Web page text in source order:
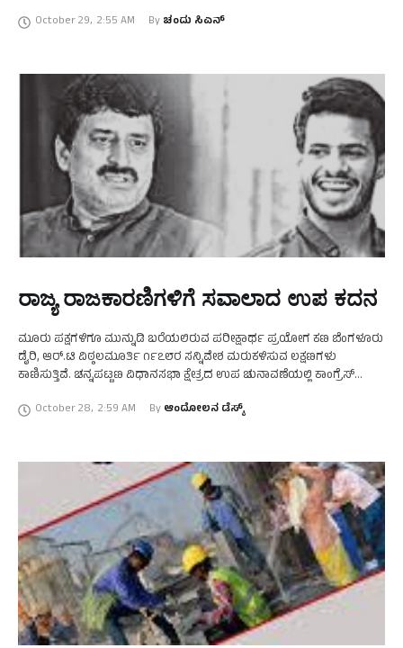
October 29, 2:55 AM By ಚಂದು ಸಿಎನ್
ರಾಜ್ಯ ರಾಜಕಾರಣಿಗಳಿಗೆ ಸವಾಲಾದ ಉಪ ಕದನ
ಮೂರು ಪಕ್ಷಗಳಿಗೂ ಮುನ್ನುಡಿ ಬರೆಯಲಿರುವ ಪರೀಕ್ಷಾರ್ಥ ಪ್ರಯೋಗ ಕಣ ಬೆಂಗಳೂರು
ಡೈರಿ, ಆರ್‌.ಟಿ ವಿಠ್ಠಲಮೂರ್ತಿ ೧೯೭೮ರ ಸನ್ನಿವೇಶ ಮರುಕಳಿಸುವ ಲಕ್ಷಣಗಳು
ಕಾಣಿಸುತ್ತಿವೆ. ಚನ್ನಪಟ್ಟಣ ವಿಧಾನಸಭಾ ಕ್ಷೇತ್ರದ ಉಪ ಚುನಾವಣೆಯಲ್ಲಿ ಕಾಂಗ್ರೆಸ್
ಅಭ್ಯರ್ಥಿಯಾಗಿ ನಿಖಿಲ್ ಕುಮಾರಸ್ವಾಮಿ …
October 28, 2:59 AM By ಆಂದೋಲನ ಡೆಸ್ಕ್